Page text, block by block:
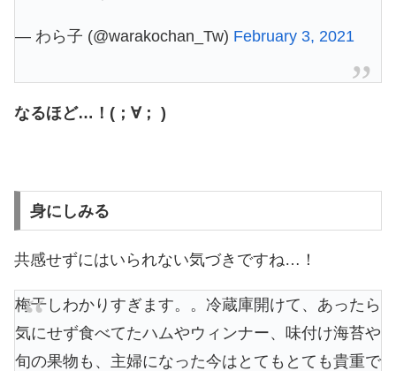
— わら子 (@warakochan_Tw) February 3, 2021
なるほど…！(；∀； )
身にしみる
共感せずにはいられない気づきですね…！
梅干しわかりすぎます。。冷蔵庫開けて、あったら
気にせず食べてたハムやウィンナー、味付け海苔や
旬の果物も、主婦になった今はとてもとても貴重で